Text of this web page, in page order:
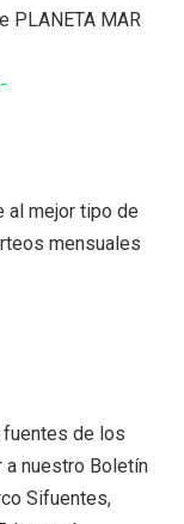
PLANETA MAR
al mejor tipo de
mensuales
de los
a nuestro Boletín
Sifuentes,